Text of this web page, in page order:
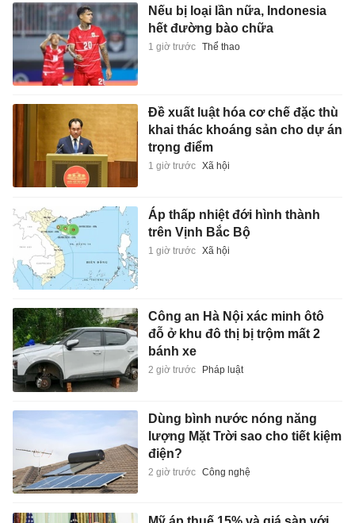
Nếu bị loại lần nữa, Indonesia
hết đường bào chữa
1 giờ trước Thể thao
Đề xuất luật hóa cơ chế đặc thù
khai thác khoáng sản cho dự án
trọng điểm
1 giờ trước Xã hội
Áp thấp nhiệt đới hình thành
trên Vịnh Bắc Bộ
1 giờ trước Xã hội
Công an Hà Nội xác minh ôtô
đỗ ở khu đô thị bị trộm mất 2
bánh xe
2 giờ trước Pháp luật
Dùng bình nước nóng năng
lượng Mặt Trời sao cho tiết kiệm
điện?
2 giờ trước Công nghệ